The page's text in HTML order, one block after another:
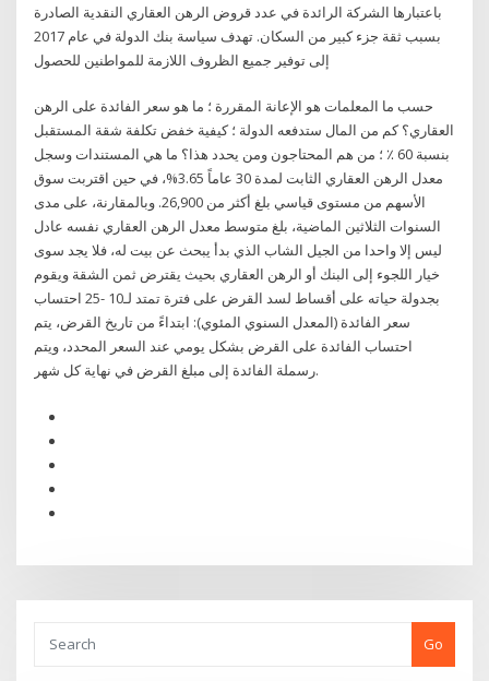
باعتبارها الشركة الرائدة في عدد قروض الرهن العقاري النقدية الصادرة
بسبب ثقة جزء كبير من السكان. تهدف سياسة بنك الدولة في عام 2017
إلى توفير جميع الظروف اللازمة للمواطنين للحصول
حسب ما المعلمات هو الإعانة المقررة ؛ ما هو سعر الفائدة على الرهن
العقاري؟ كم من المال ستدفعه الدولة ؛ كيفية خفض تكلفة شقة المستقبل
بنسبة 60 ٪ ؛ من هم المحتاجون ومن يحدد هذا؟ ما هي المستندات وسجل
معدل الرهن العقاري الثابت لمدة 30 عاماً 3.65%، في حين اقتربت سوق
الأسهم من مستوى قياسي بلغ أكثر من 26,900. وبالمقارنة، على مدى
السنوات الثلاثين الماضية، بلغ متوسط معدل الرهن العقاري نفسه عادل
ليس إلا واحدا من الجيل الشاب الذي بدأ يبحث عن بيت له، فلا يجد سوى
خيار اللجوء إلى البنك أو الرهن العقاري بحيث يقترض ثمن الشقة ويقوم
بجدولة حياته على أقساط لسد القرض على فترة تمتد لـ10 -25 احتساب
سعر الفائدة (المعدل السنوي المئوي): ابتداءً من تاريخ القرض، يتم
احتساب الفائدة على القرض بشكل يومي عند السعر المحدد، ويتم
رسملة الفائدة إلى مبلغ القرض في نهاية كل شهر.
Go